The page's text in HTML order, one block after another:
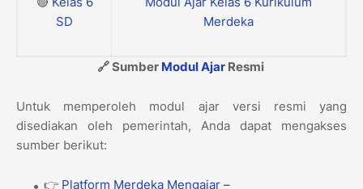
SD
Merdeka
🔗 Sumber Modul AjarResmi
Untuk memperoleh modul ajar versi resmi yang
disediakan oleh pemerintah, Anda dapat mengakses
sumber berikut:
👉 Platform Merdeka Mengajar –